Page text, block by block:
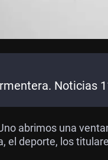
Noticias
abrimos una
el deporte, los